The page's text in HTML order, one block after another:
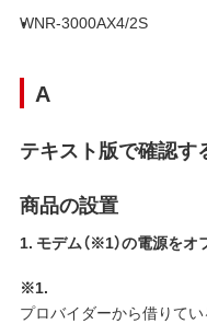
WNR-3000AX4/2S
A
テキスト版で確認す
商品の設置
1. モデム（※1）の電源をオ
※1.
プロバイダーから借りてい